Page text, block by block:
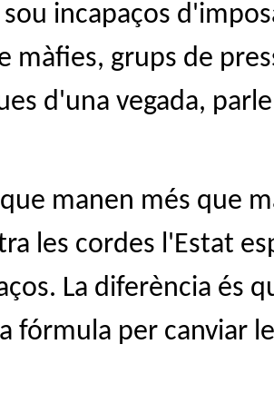
incapaços
màfies, grups de
d'una vegada,
manen més que
les cordes l'Estat
La diferència és
fórmula per canviar